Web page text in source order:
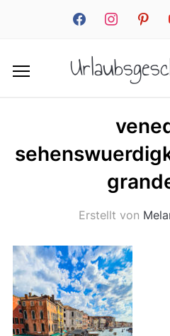
facebookinstagram
Erstellt von